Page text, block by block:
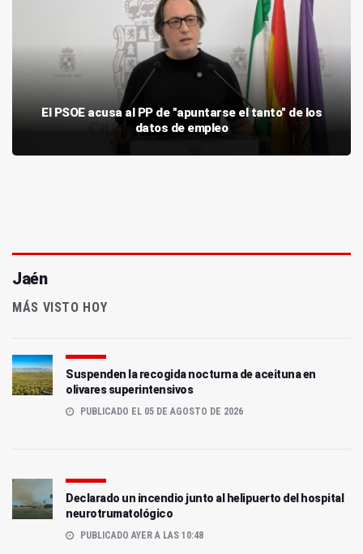
El PSOE acusa al PP de "apuntarse el tanto" de los
datos de empleo
Jaén
MÁS VISTO HOY
Suspenden la recogida nocturna de aceituna en
olivares superintensivos
PUBLICADO EL 05 DE AGOSTO DE 2026
Declarado un incendio junto al helipuerto del hospital
neurotrumatológico
PUBLICADO AYER A LAS 10:48